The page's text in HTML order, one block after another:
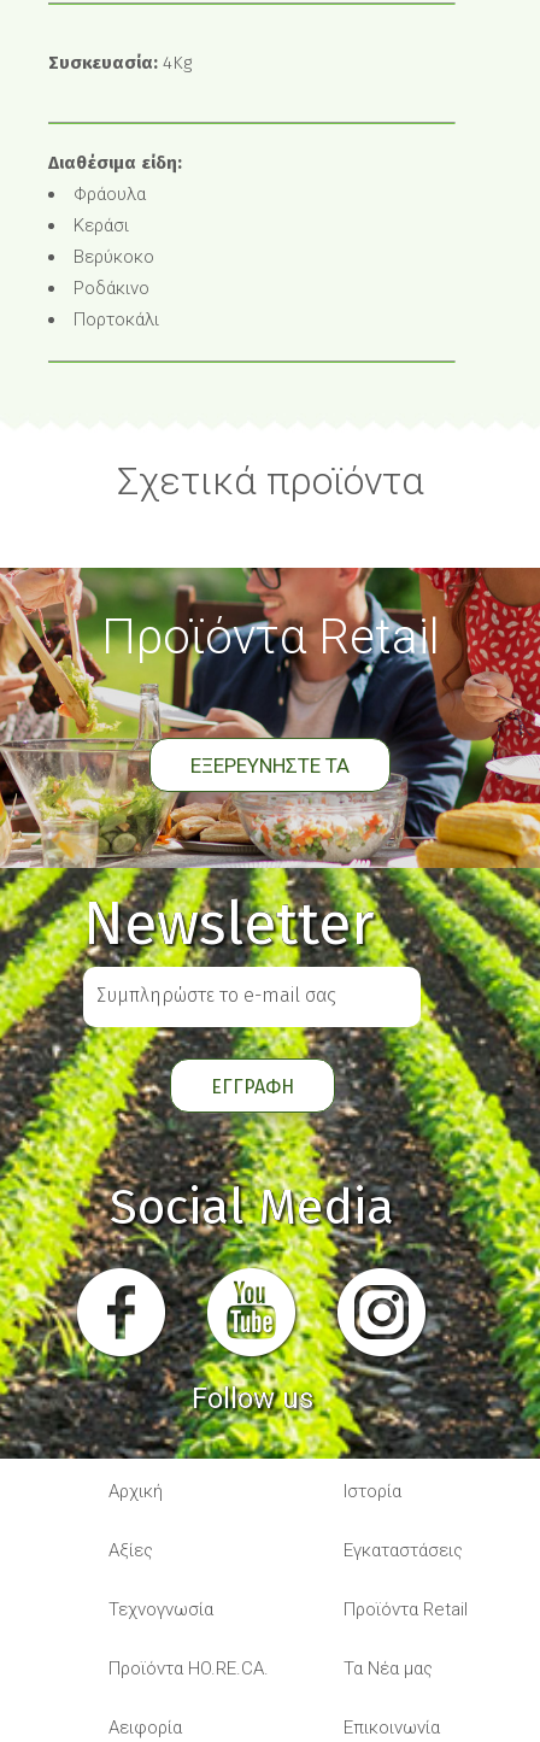
Συσκευασία:4Kg
Διαθέσιμα είδη:
Φράουλα
Κεράσι
Βερύκοκο
Ροδάκινο
Πορτοκάλι
Σχετικά προϊόντα
Προϊόντα Retail
ΕΞΕΡΕΥΝΗΣΤΕ ΤΑ
Newsletter
Social Media
Follow us
Αρχική Ιστορία
Αξίες Εγκαταστάσεις
Τεχνογνωσία Προϊόντα Retail
Προϊόντα HO.RE.CA. Τα Νέα μας
Αειφορία Επικοινωνία